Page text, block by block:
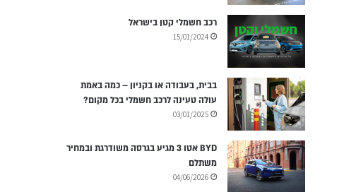
רכב חשמלי קטן בישראל
15/01/2024
בבית, בעבודה או בקניון – כמה באמת
עולה טעינה לרכב חשמלי בכל מקום?
03/01/2025
BYD אטו 3 מגיע בגרסה משודרגת ובמחיר
משתלם
04/06/2026